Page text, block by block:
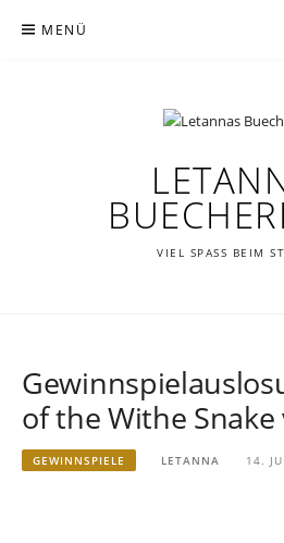
Inhalt MENÜ
VIEL SPASS BEIM
of the Withe Snake
GEWINNSPIELE LETANNA 14.